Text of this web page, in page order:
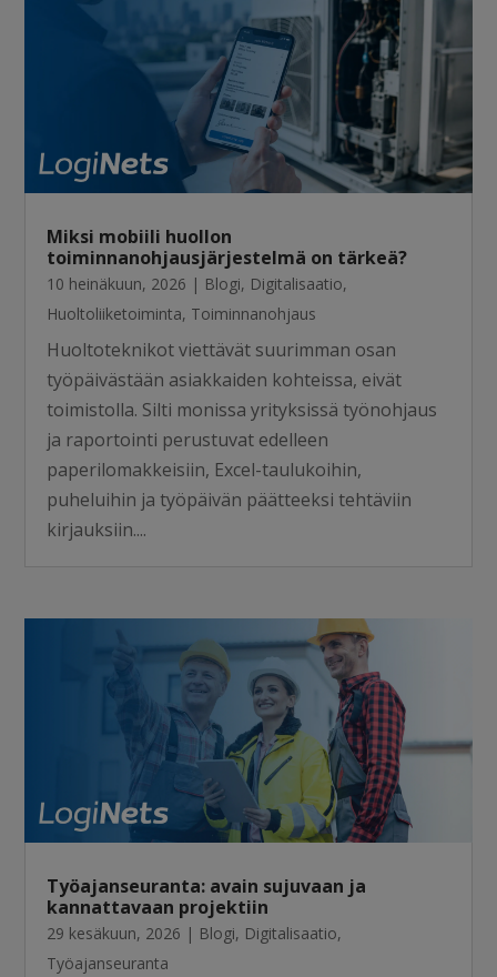
Miksi mobiili huollon
toiminnanohjausjärjestelmä on tärkeä?
10 heinäkuun, 2026 | Blogi, Digitalisaatio,
Huoltoliiketoiminta, Toiminnanohjaus
Huoltoteknikot viettävät suurimman osan
työpäivästään asiakkaiden kohteissa, eivät
toimistolla. Silti monissa yrityksissä työnohjaus
ja raportointi perustuvat edelleen
paperilomakkeisiin, Excel-taulukoihin,
puheluihin ja työpäivän päätteeksi tehtäviin
kirjauksiin....
Työajanseuranta: avain sujuvaan ja
kannattavaan projektiin
29 kesäkuun, 2026 | Blogi, Digitalisaatio,
Työajanseuranta